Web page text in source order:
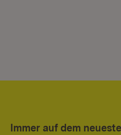
Immer auf dem